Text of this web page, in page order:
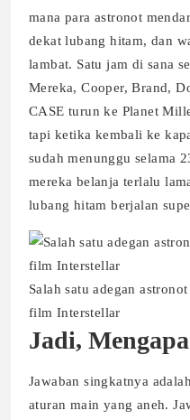
mana para astronot
dekat lubang hitam, dan
lambat. Satu jam di sana
Mereka, Cooper, Brand,
CASE turun ke Planet
tapi ketika kembali ke
sudah menunggu selama
mereka belanja terlalu
lubang hitam berjalan
Salah satu adegan
film Interstellar
Jadi,
Jawaban singkatnya
aturan main yang aneh.